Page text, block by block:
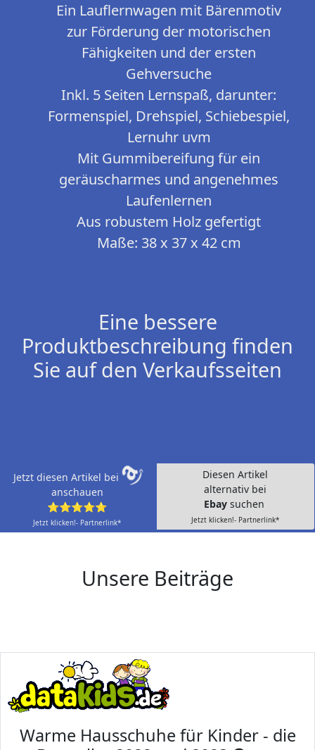
Ein Lauflernwagen mit Bärenmotiv
zur Förderung der motorischen
Fähigkeiten und der ersten
Gehversuche
Inkl. 5 Seiten Lernspaß, darunter:
Formenspiel, Drehspiel, Schiebespiel,
Lernuhr uvm
Mit Gummibereifung für ein
geräuscharmes und angenehmes
Laufenlernen
Aus robustem Holz gefertigt
Maße: 38 x 37 x 42 cm
Eine bessere
Produktbeschreibung finden
Sie auf den Verkaufsseiten
Jetzt diesen Artikel bei
anschauen
⭐⭐⭐⭐⭐
Jetzt klicken!- Partnerlink*
Diesen Artikel
alternativ bei
Ebay suchen
Jetzt klicken!- Partnerlink*
Unsere Beiträge
Warme Hausschuhe für Kinder - die